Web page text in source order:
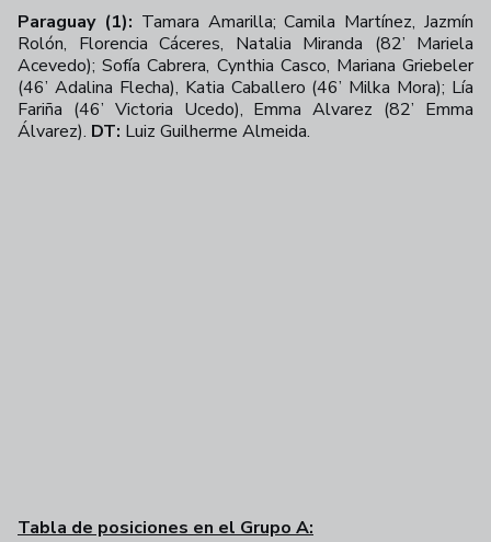
Paraguay (1): Tamara Amarilla; Camila Martínez, Jazmín
Rolón, Florencia Cáceres, Natalia Miranda (82’ Mariela
Acevedo); Sofía Cabrera, Cynthia Casco, Mariana Griebeler
(46’ Adalina Flecha), Katia Caballero (46’ Milka Mora); Lía
Fariña (46’ Victoria Ucedo), Emma Alvarez (82’ Emma
Álvarez). DT: Luiz Guilherme Almeida.
Tabla de posiciones en el Grupo A: